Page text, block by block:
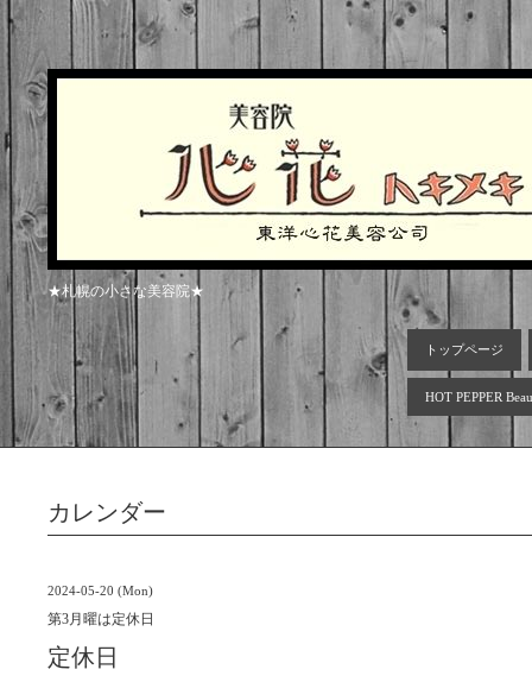
★札幌の小さな美容院★
トップページ
HOT PEPPER
カレンダー
2024-05-20 (Mon)
第3月曜は定休日
定休日